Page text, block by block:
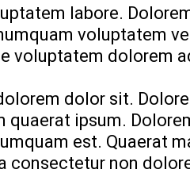
labore.
voluptatem
voluptatem dolorem
dolor sit.
ipsum.
est. Quaerat
consectetur non